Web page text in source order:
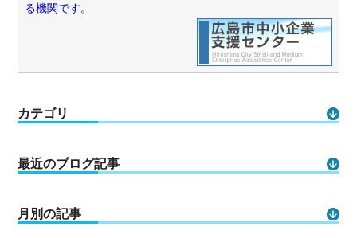
る機関です。
カテゴリ
最近のブログ記事
月別の記事